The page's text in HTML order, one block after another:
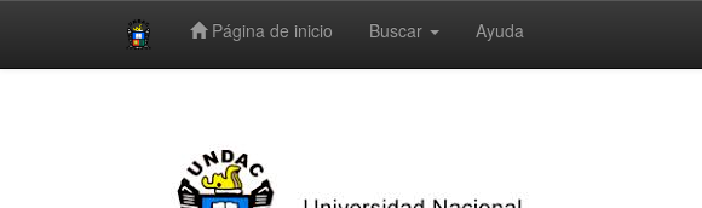
Página de inicio Buscar Ayuda